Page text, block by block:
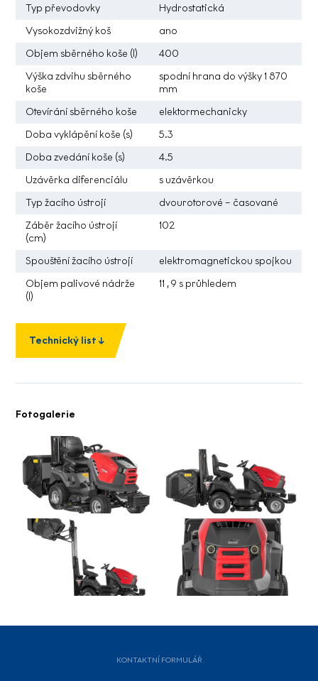
Typ převodovky
Hydrostatická
Vysokozdvižný koš
ano
Objem sběrného koše (l)
400
Výška zdvihu sběrného
koše
spodní hrana do výšky 1 870
mm
Otevírání sběrného koše
elektormechanicky
Doba vyklápění koše (s)
5.3
Doba zvedání koše (s)
4.5
Uzávěrka diferenciálu
s uzávěrkou
Typ žacího ústrojí
dvourotorové – časované
Záběr žacího ústrojí
(cm)
102
Spouštění žacího ústrojí
elektromagnetickou spojkou
Objem palivové nádrže
(l)
11 , 9 s průhledem
Technický list
Fotogalerie
KONTAKTNÍ FORMULÁŘ